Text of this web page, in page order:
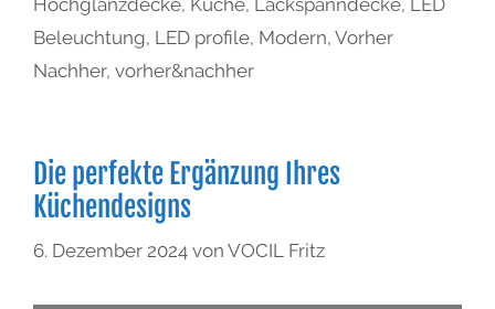
Hochglanzdecke, Küche, Lackspanndecke, LED
Beleuchtung, LED profile, Modern, Vorher
Nachher, vorher&nachher
Die perfekte Ergänzung Ihres
Küchendesigns
6. Dezember 2024 von VOCIL Fritz